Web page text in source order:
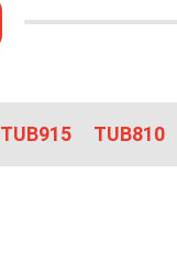
TUB915 TUB810